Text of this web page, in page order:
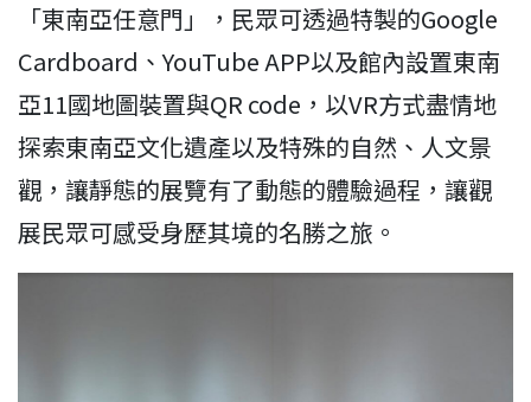
「東南亞任意門」，民眾可透過特製的Google
Cardboard、YouTube APP以及館內設置東南
亞11國地圖裝置與QR code，以VR方式盡情地
探索東南亞文化遺產以及特殊的自然、人文景
觀，讓靜態的展覽有了動態的體驗過程，讓觀
展民眾可感受身歷其境的名勝之旅。